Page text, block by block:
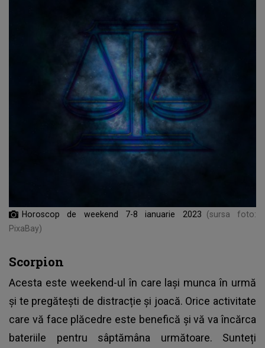
Horoscop de weekend 7-8 ianuarie 2023
(sursa foto:
PixaBay)
Scorpion
Acesta este weekend-ul în care lași munca în urmă
și te pregătești de distracție și joacă. Orice activitate
care vă face plăcedre este benefică și vă va încărca
bateriile pentru sâptămâna următoare. Sunteți